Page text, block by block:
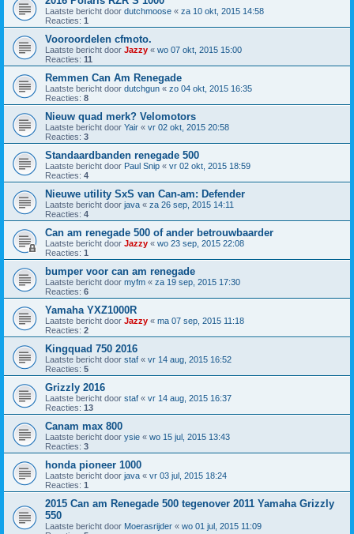
Laatste bericht door dutchmoose « za 10 okt, 2015 14:58
Reacties: 1
Vooroordelen cfmoto.
Laatste bericht door Jazzy « wo 07 okt, 2015 15:00
Reacties: 11
Remmen Can Am Renegade
Laatste bericht door dutchgun « zo 04 okt, 2015 16:35
Reacties: 8
Nieuw quad merk? Velomotors
Laatste bericht door Yair « vr 02 okt, 2015 20:58
Reacties: 3
Standaardbanden renegade 500
Laatste bericht door Paul Snip « vr 02 okt, 2015 18:59
Reacties: 4
Nieuwe utility SxS van Can-am: Defender
Laatste bericht door java « za 26 sep, 2015 14:11
Reacties: 4
Can am renegade 500 of ander betrouwbaarder
Laatste bericht door Jazzy « wo 23 sep, 2015 22:08
Reacties: 1
bumper voor can am renegade
Laatste bericht door myfm « za 19 sep, 2015 17:30
Reacties: 6
Yamaha YXZ1000R
Laatste bericht door Jazzy « ma 07 sep, 2015 11:18
Reacties: 2
Kingquad 750 2016
Laatste bericht door staf « vr 14 aug, 2015 16:52
Reacties: 5
Grizzly 2016
Laatste bericht door staf « vr 14 aug, 2015 16:37
Reacties: 13
Canam max 800
Laatste bericht door ysie « wo 15 jul, 2015 13:43
Reacties: 3
honda pioneer 1000
Laatste bericht door java « vr 03 jul, 2015 18:24
Reacties: 1
2015 Can am Renegade 500 tegenover 2011 Yamaha Grizzly
550
Laatste bericht door Moerasrijder « wo 01 jul, 2015 11:09